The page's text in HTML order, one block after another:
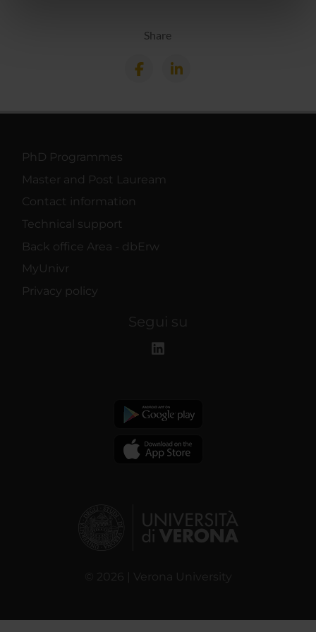
pubblicità e social media, i quali potrebbero combinarle
raccolto dal tuo utilizzo dei loro servizi.
Share
PhD Programmes
Master and Post Lauream
Contact information
Technical support
Back office Area - dbErw
MyUnivr
Privacy policy
Segui su
© 2026 | Verona University